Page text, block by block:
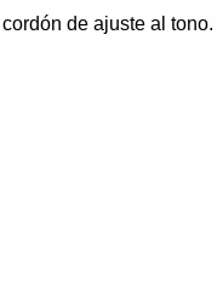
de ajuste al tono.